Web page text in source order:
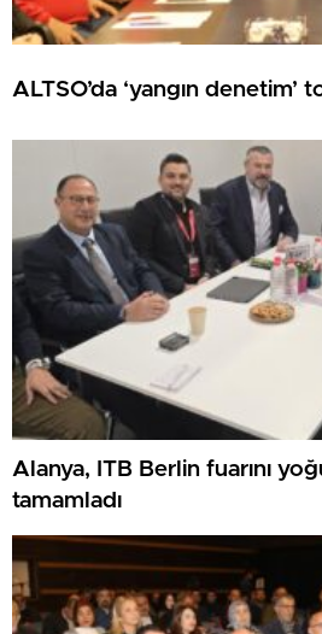
ALTSO’da ‘yangın
Alanya, ITB Berlin fuarını
tamamladı